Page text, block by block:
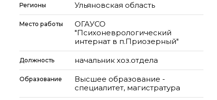
Регионы Ульяновская область
Место работы
ОГАУСО
"Психоневрологический
интернат в п.Приозерный"
Должность начальник хоз.отдела
Образование
Высшее образование -
специалитет, магистратура